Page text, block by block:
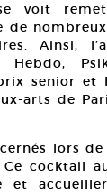
voit
de
Ainsi,
Hebdo,
senior et
arts de
lors
cocktail
et